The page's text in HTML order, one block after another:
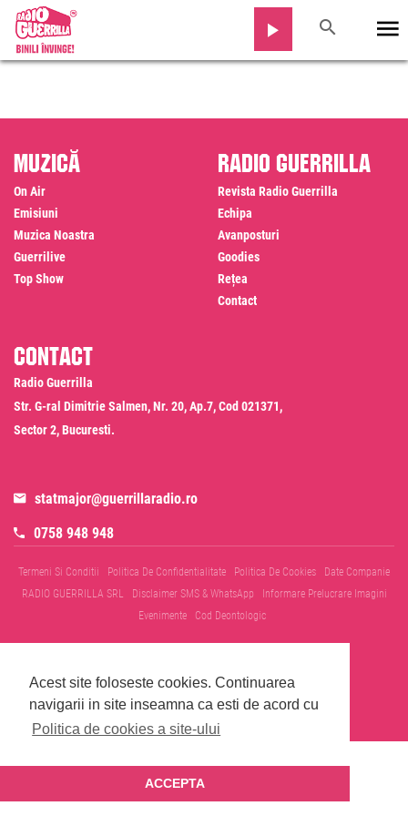
Acest site foloseste cookies. Continuarea
navigarii in site inseamna ca esti de acord cu
Politica de cookies a site-ului
ACCEPTA
Muzică
On Air
Emisiuni
Muzica Noastra
Guerrilive
Top Show
Radio Guerrilla
Revista Radio Guerrilla
Echipa
Avanposturi
Goodies
Rețea
Contact
Contact
Radio Guerrilla
Str. G-ral Dimitrie Salmen, Nr. 20, Ap.7, Cod 021371,
Sector 2, Bucuresti.
statmajor@guerrillaradio.ro
0758 948 948
Termeni Si Conditii Politica De Confidentialitate Politica De Cookies
Date Companie
RADIO GUERRILLA SRL
Disclaimer SMS & WhatsApp
Informare Prelucrare Imagini
Evenimente
Cod Deontologic